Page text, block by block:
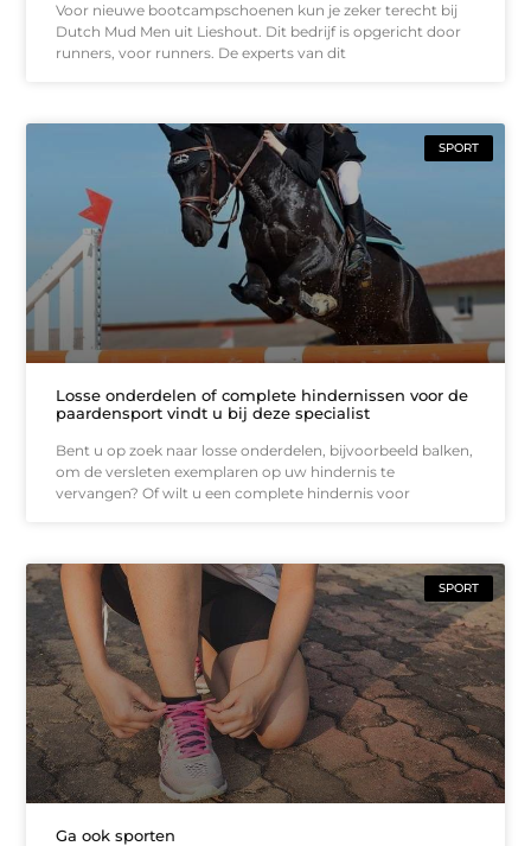
Voor nieuwe bootcampschoenen kun je zeker terecht bij
Dutch Mud Men uit Lieshout. Dit bedrijf is opgericht door
runners, voor runners. De experts van dit
SPORT
Losse onderdelen of complete hindernissen voor de
paardensport vindt u bij deze specialist
Bent u op zoek naar losse onderdelen, bijvoorbeeld balken,
om de versleten exemplaren op uw hindernis te
vervangen? Of wilt u een complete hindernis voor
SPORT
Ga ook sporten